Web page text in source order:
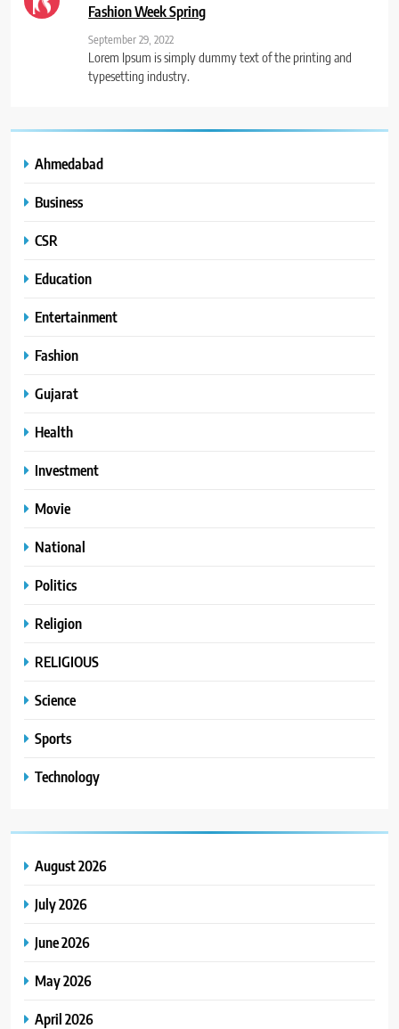
Fashion Week Spring
September 29, 2022
Lorem Ipsum is simply dummy text of the printing and
typesetting industry.
Ahmedabad
Business
CSR
Education
Entertainment
Fashion
Gujarat
Health
Investment
Movie
National
Politics
Religion
RELIGIOUS
Science
Sports
Technology
August 2026
July 2026
June 2026
May 2026
April 2026